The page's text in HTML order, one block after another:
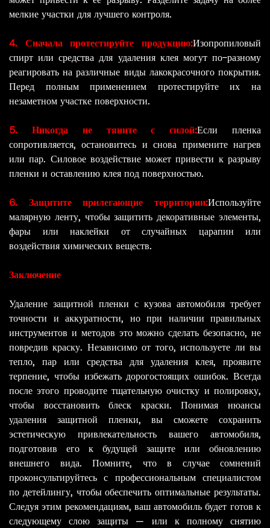
мелкие участки для лучшего контроля.
4. Сначала протестируйте продукцию:Изопропиловый
спирт или средства для удаления клея могут по-разному
реагировать на различные виды лакокрасочного покрытия.
Перед полным применением протестируйте их на
незаметном участке поверхности.
5. Никогда не тяните с силой:Если пленка
сопротивляется, остановитесь и снова примените нагрев
или пар. Силовое воздействие может привести к разрыву
пленки и оставлению клея под поверхностью.
6. Защитите прилегающие территории:Используйте
малярную ленту, чтобы защитить декоративные элементы,
фары или наклейки от случайных царапин или
воздействия химических веществ.
Заключение
Удаление защитной пленки с кузова автомобиля требует
точности и аккуратности, но при наличии правильных
инструментов и методов это можно сделать безопасно, не
повредив краску. Независимо от того, используете ли вы
тепло, пар или средства для удаления клея, проявите
терпение, чтобы избежать дорогостоящих ошибок. Всегда
после этого проводите тщательную очистку и полировку,
чтобы восстановить блеск краски. Понимая нюансы
удаления защитной пленки, вы сможете сохранить
эстетическую привлекательность вашего автомобиля,
подготовив его к будущей защите или обновлению
внешнего вида. Помните, что в случае сомнений
проконсультируйтесь с профессиональным специалистом
по детейлингу, чтобы обеспечить оптимальные результаты.
Следуя этим рекомендациям, ваш автомобиль будет готов к
следующему слою защиты — или к полному снятию